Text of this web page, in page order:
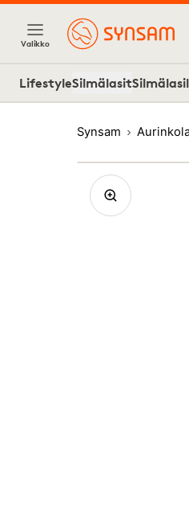
Valikko
LifestyleSilmälasit
Synsam